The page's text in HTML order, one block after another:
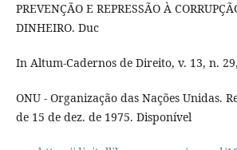
PREVENÇÃO E REPRESSÃO À
DINHEIRO. Duc
In Altum-Cadernos de Direito, v. 13, n.
ONU - Organização das Nações Unidas.
de 15 de dez. de 1975. Disponível